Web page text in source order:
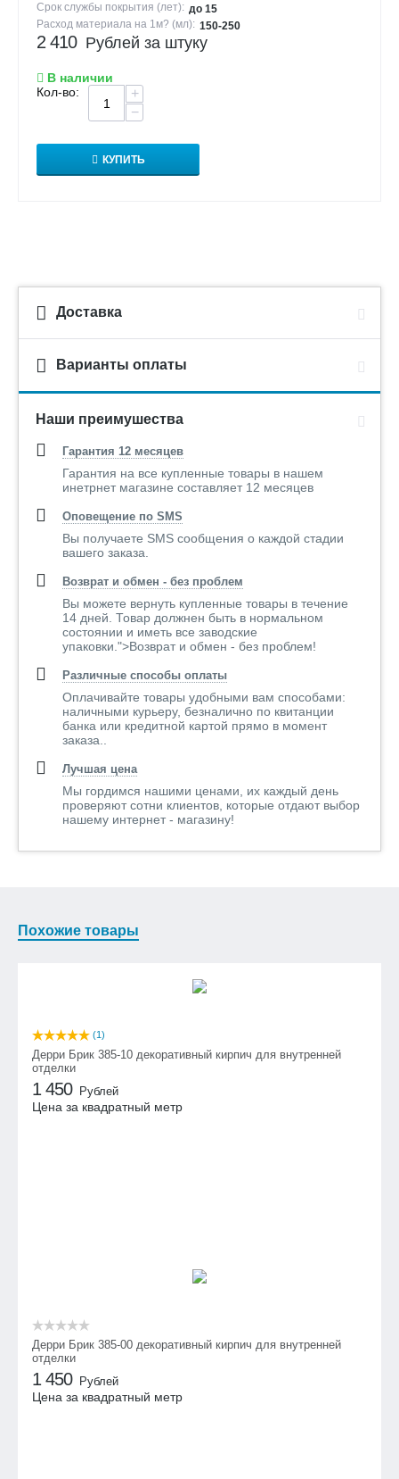
Срок службы покрытия (лет): до 15
Расход материала на 1м? (мл): 150-250
2 410 Рублей за штуку
В наличии
Кол-во:
+
−
КУПИТЬ
Доставка
Варианты оплаты
Наши преимушества
Гарантия 12 месяцев
Гарантия на все купленные товары в нашем
инетрнет магазине составляет 12 месяцев
Оповещение по SMS
Вы получаете SMS сообщения о каждой стадии
вашего заказа.
Возврат и обмен - без проблем
Вы можете вернуть купленные товары в течение
14 дней. Товар должнен быть в нормальном
состоянии и иметь все заводские
упаковки.">Возврат и обмен - без проблем!
Различные способы оплаты
Оплачивайте товары удобными вам способами:
наличными курьеру, безналично по квитанции
банка или кредитной картой прямо в момент
заказа..
Лучшая цена
Мы гордимся нашими ценами, их каждый день
проверяют сотни клиентов, которые отдают выбор
нашему интернет - магазину!
Похожие товары
(1)
Дерри Брик 385-10 декоративный кирпич для внутренней
отделки
1 450 Рублей
Цена за квадратный метр
Дерри Брик 385-00 декоративный кирпич для внутренней
отделки
1 450 Рублей
Цена за квадратный метр